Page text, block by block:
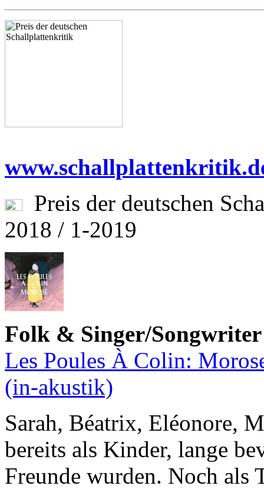
Preis der deutschen
2018 / 1-2019
Folk & Singer/Songwriter
Les Poules À Colin:
(in-akustik)
Sarah, Béatrix, Eléonore,
bereits als Kinder, lange
Freunde wurden. Noch als